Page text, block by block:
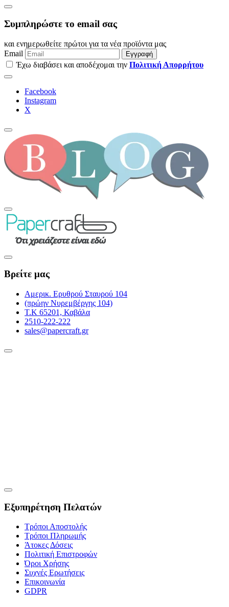
Συμπληρώστε το email σας
και ενημερωθείτε πρώτοι για τα νέα προϊόντα μας
Email
Εγγραφή
Έχω διαβάσει και αποδέχομαι την Πολιτική Απορρήτου
Facebook
Instagram
Χ
Βρείτε μας
Αμερικ. Ερυθρού Σταυρού 104
(πρώην Νυρεμβέργης 104)
Τ.Κ 65201, Καβάλα
2510-222-222
sales@papercraft.gr
Εξυπηρέτηση Πελατών
Τρόποι Αποστολής
Τρόποι Πληρωμής
Άτοκες Δόσεις
Πολιτική Επιστροφών
Όροι Χρήσης
Συχνές Ερωτήσεις
Επικοινωνία
GDPR